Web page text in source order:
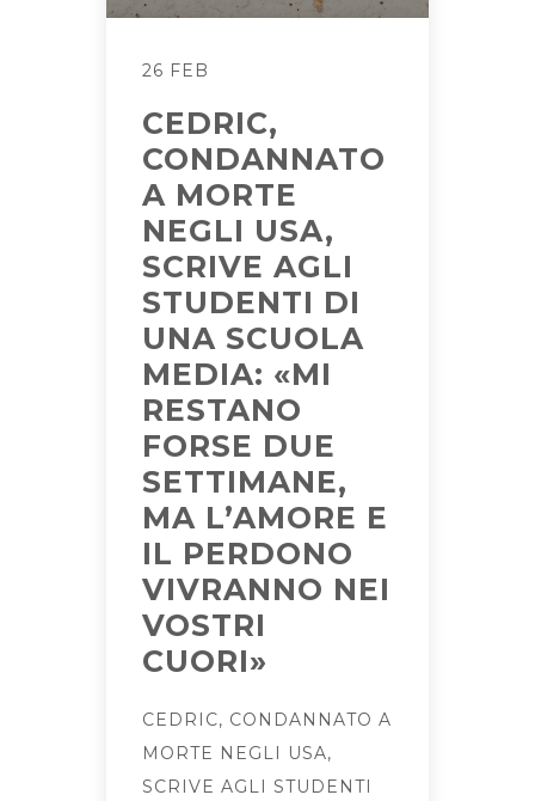
26 FEB
CEDRIC,
CONDANNATO
A MORTE
NEGLI USA,
SCRIVE AGLI
STUDENTI DI
UNA SCUOLA
MEDIA: «MI
RESTANO
FORSE DUE
SETTIMANE,
MA L’AMORE E
IL PERDONO
VIVRANNO NEI
VOSTRI
CUORI»
CEDRIC, CONDANNATO A
MORTE NEGLI USA,
SCRIVE AGLI STUDENTI